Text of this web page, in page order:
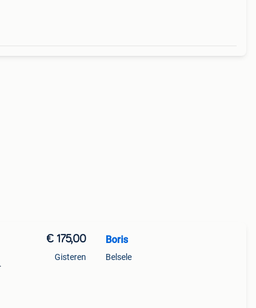
€ 175,00
Gisteren
Boris
Belsele